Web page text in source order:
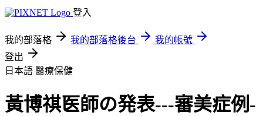
登入
我的部落格 我的部落格後台
我的帳號
登出
日本語 醫療保健
黃博祺医師の発表‐‐‐審美症例‐